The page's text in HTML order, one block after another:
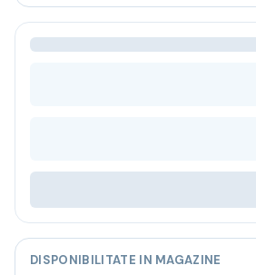
Ceai
Bacanie
Despre noi
Livrare
Termeni si conditii
Politica de confidentialitate
DISPONIBILITATE IN MAGAZINE